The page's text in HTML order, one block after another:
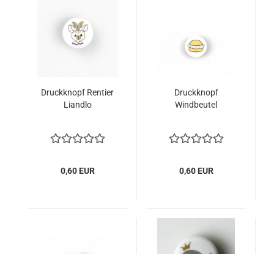
Druckknopf Rentier
Liandlo
0,60 EUR
Druckknopf
Windbeutel
0,60 EUR